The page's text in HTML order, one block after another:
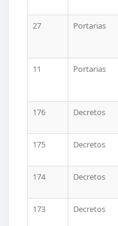
27
Portarias
11
Portarias
176
Decretos
175
Decretos
174
Decretos
173
Decretos